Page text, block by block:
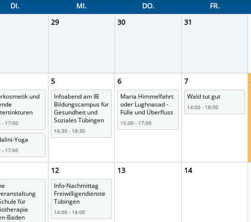
erstreckt sich nicht auf notwendige Cookies, die erforderlich zur
und somit gewünschten Website-Funktionen sind. Diese
DI. MI. DO. FR.
29 30 31
und
- 17:00
Yoga
- 17:00
5
Infoabend am IB
Bildungscampus für
Gesundheit und
Soziales Tübingen
16:30 - 18:30
6
Maria Himmelfahrt
oder Lughnasad -
Fülle und Überfluss
15:00 - 17:00
7
Wald tut gut
14:00 - 18:00
für
Baden
12
Info-Nachmittag
Freiwilligendienste
Tübingen
14:00 - 18:00
13 14